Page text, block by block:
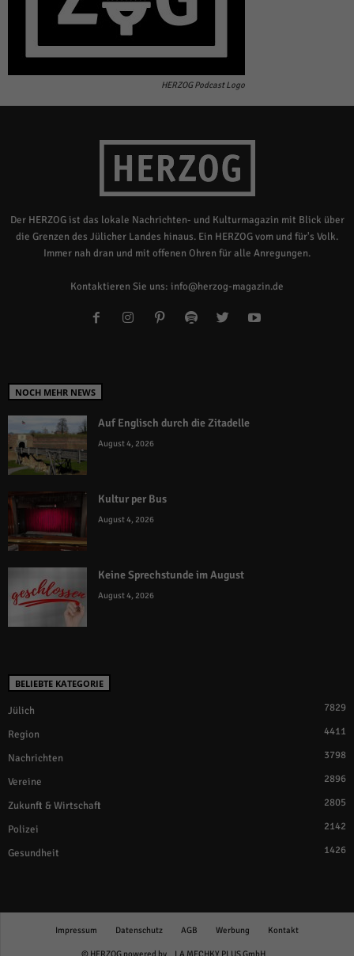
HERZOG Podcast Logo
Der HERZOG ist das lokale Nachrichten- und Kulturmagazin mit Blick über
die Grenzen des Jülicher Landes hinaus. Ein HERZOG vom und für's Volk.
Immer nah dran und mit offenen Ohren für alle Anregungen.
Kontaktieren Sie uns: info@herzog-magazin.de
NOCH MEHR NEWS
Auf Englisch durch die Zitadelle
August 4, 2026
Kultur per Bus
August 4, 2026
Keine Sprechstunde im August
August 4, 2026
BELIEBTE KATEGORIE
Jülich 7829
Region 4411
Nachrichten 3798
Vereine 2896
Zukunft & Wirtschaft 2805
Polizei 2142
Gesundheit 1426
Impressum Datenschutz AGB Werbung Kontakt